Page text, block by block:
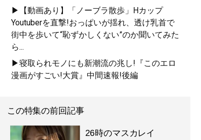
▶【動画あり】「ノーブラ散歩」Hカップ
Youtuberを直撃!おっぱいが揺れ、透け乳首で
街中を歩いて“恥ずかしくない”のか聞いてみた
ら...
▶寝取られモノにも新潮流の兆し!『このエロ
漫画がすごい!大賞』中間速報!後編
この特集の前回記事
26時のマスカレイ